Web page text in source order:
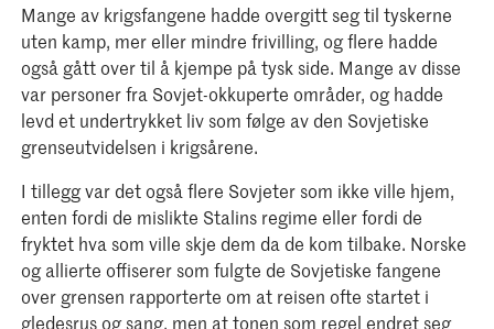
Mange av krigsfangene hadde overgitt seg til tyskerne
uten kamp, mer eller mindre frivilling, og flere hadde
også gått over til å kjempe på tysk side. Mange av disse
var personer fra Sovjet-okkuperte områder, og hadde
levd et undertrykket liv som følge av den Sovjetiske
grenseutvidelsen i krigsårene.
I tillegg var det også flere Sovjeter som ikke ville hjem,
enten fordi de mislikte Stalins regime eller fordi de
fryktet hva som ville skje dem da de kom tilbake. Norske
og allierte offiserer som fulgte de Sovjetiske fangene
over grensen rapporterte om at reisen ofte startet i
gledesrus og sang, men at tonen som regel endret seg